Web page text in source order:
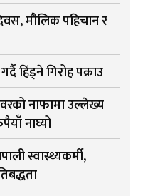
मौलिक पहिचान र
हिंड्ने गिरोह पक्राउ
नाफामा उल्लेख्य
नाघ्यो
स्वास्थ्यकर्मी,